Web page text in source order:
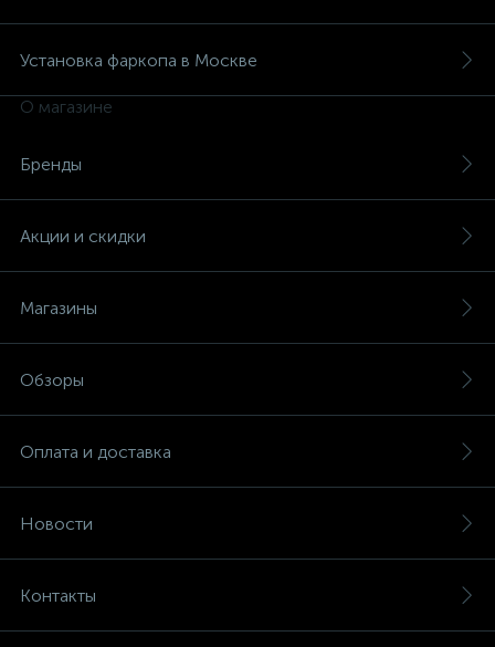
Установка фаркопа в Москве
О магазине
Бренды
Акции и скидки
Магазины
Обзоры
Оплата и доставка
Новости
Контакты